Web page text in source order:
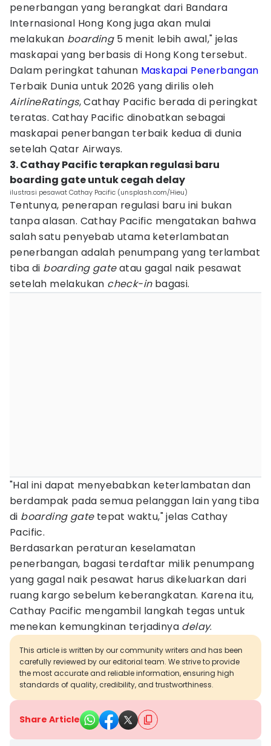
penerbangan yang berangkat dari Bandara
Internasional Hong Kong juga akan mulai
melakukan boarding5 menit lebih awal," jelas
maskapai yang berbasis di Hong Kong tersebut.
Dalam peringkat tahunan Maskapai Penerbangan
Terbaik Dunia untuk 2026 yang dirilis oleh
AirlineRatings, Cathay Pacific berada di peringkat
teratas. Cathay Pacific dinobatkan sebagai
maskapai penerbangan terbaik kedua di dunia
setelah Qatar Airways.
3. Cathay Pacific terapkan regulasi baru
boarding gate untuk cegah delay
ilustrasi pesawat Cathay Pacific (unsplash.com/Hieu)
Tentunya, penerapan regulasi baru ini bukan
tanpa alasan. Cathay Pacific mengatakan bahwa
salah satu penyebab utama keterlambatan
penerbangan adalah penumpang yang terlambat
tiba di boarding gateatau gagal naik pesawat
setelah melakukan check-in bagasi.
"Hal ini dapat menyebabkan keterlambatan dan
berdampak pada semua pelanggan lain yang tiba
di boarding gatetepat waktu," jelas Cathay
Pacific.
Berdasarkan peraturan keselamatan
penerbangan, bagasi terdaftar milik penumpang
yang gagal naik pesawat harus dikeluarkan dari
ruang kargo sebelum keberangkatan. Karena itu,
Cathay Pacific mengambil langkah tegas untuk
menekan kemungkinan terjadinya delay.
This article is written by our community writers and has been
carefully reviewed by our editorial team. We strive to provide
the most accurate and reliable information, ensuring high
standards of quality, credibility, and trustworthiness.
Share Article